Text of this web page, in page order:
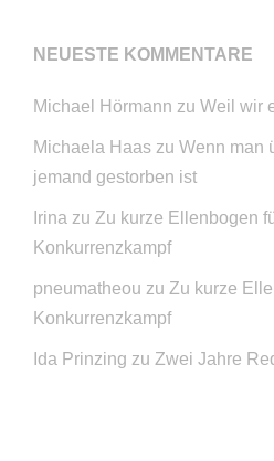
NEUESTE KOMMENTARE
Michael Hörmann zu Weil wir
Michaela Haas zu Wenn man
jemand gestorben ist
Irina zu Zu kurze Ellenbogen
Konkurrenzkampf
pneumatheou zu Zu kurze
Konkurrenzkampf
Ida Prinzing zu Zwei Jahre